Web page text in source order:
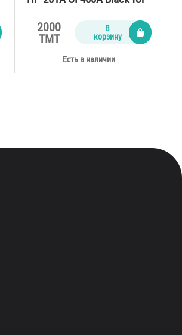
2000
TMT
В
корзину
Есть в наличии